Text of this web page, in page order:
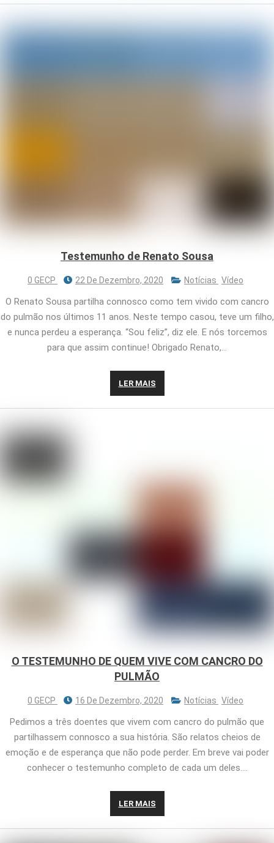
Testemunho de Renato Sousa
0 GECP 22 De Dezembro, 2020 Notícias Vídeo
O Renato Sousa partilha connosco como tem vivido com cancro
do pulmão nos últimos 11 anos. Neste tempo casou, teve um filho,
e nunca perdeu a esperança. “Sou feliz”, diz ele. E nós torcemos
para que assim continue! Obrigado Renato,…
LER MAIS
O TESTEMUNHO DE QUEM VIVE COM CANCRO DO
PULMÃO
0 GECP 16 De Dezembro, 2020 Notícias Vídeo
Pedimos a três doentes que vivem com cancro do pulmão que
partilhassem connosco a sua história. São relatos cheios de
emoção e de esperança que não pode perder. Em breve vai poder
conhecer o testemunho completo de cada um deles….
LER MAIS